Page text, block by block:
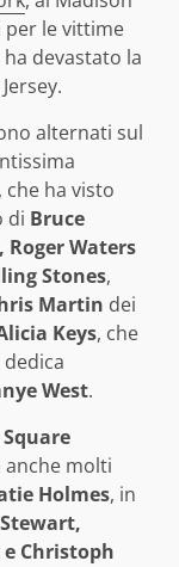
per le vittime
devastato la
alternati sul
ha visto
di Bruce
Roger Waters
Stones,
Martin dei
Keys, che
dedica
West.
anche molti
Holmes, in
e Christoph